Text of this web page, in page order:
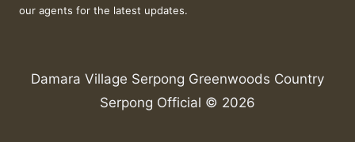
our agents for the latest updates.
Damara Village Serpong Greenwoods Country
Serpong Official © 2026